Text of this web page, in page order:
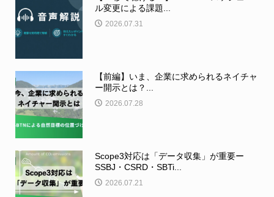
ル変更による課題...
2026.07.31
【前編】いま、企業に求められるネイチャ
ー開示とは？...
2026.07.28
Scope3対応は「データ収集」が重要ー
SSBJ・CSRD・SBTi...
2026.07.21